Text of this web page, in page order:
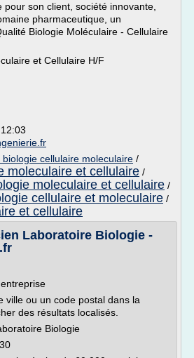
pour son client, société innovante,
pharmaceutique, un
Biologie Moléculaire - Cellulaire
et Cellulaire H/F
biologie cellulaire moleculaire /
moleculaire et cellulaire /
moleculaire et cellulaire /
cellulaire et moleculaire /
et cellulaire
Laboratoire Biologie -
ville ou un code postal dans la
des résultats localisés.
Biologie